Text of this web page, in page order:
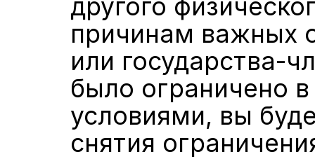
другого
причинам важных
или государства-
было ограничено
условиями, вы
снятия